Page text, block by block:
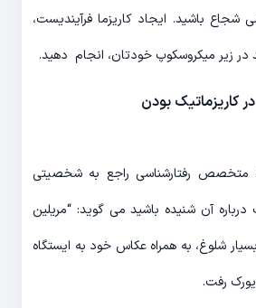
شجاع باشید. ایجاد کاریزما فرآیندیست،
در زیر میکروسکوپ خودتان، انجام دهید.
بودن
متخصص رفتارشناسی راجع به شخصیتی
آن شنیده باشید می گوید: “مریلین
شلوغ، به همراه عکاس خود به ایستگاه
رفت.